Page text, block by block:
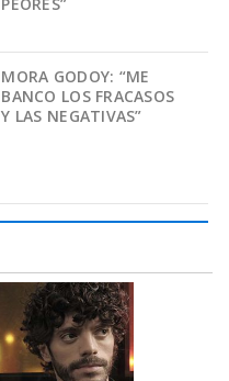
PEORES”
MORA GODOY: “ME
BANCO LOS FRACASOS
Y LAS NEGATIVAS”